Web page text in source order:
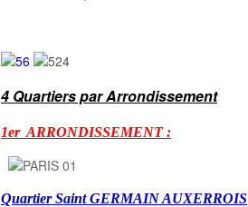
4 Quartiers par Arrondissement
1er ARRONDISSEMENT :
Quartier Saint GERMAIN AUXERROIS